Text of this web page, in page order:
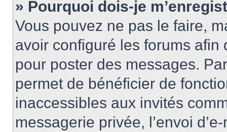
» Pourquoi dois-je
Vous pouvez ne pas le faire,
avoir configuré les forums afin
pour poster des messages.
permet de bénéficier de
inaccessibles aux invités
messagerie privée, l’envoi